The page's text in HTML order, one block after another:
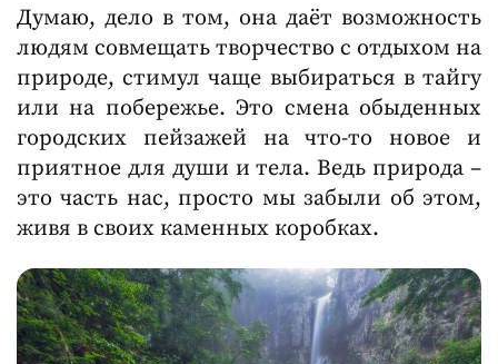
Думаю, дело в том, она даёт возможность
людям совмещать творчество с отдыхом на
природе, стимул чаще выбираться в тайгу
или на побережье. Это смена обыденных
городских пейзажей на что-то новое и
приятное для души и тела. Ведь природа –
это часть нас, просто мы забыли об этом,
живя в своих каменных коробках.